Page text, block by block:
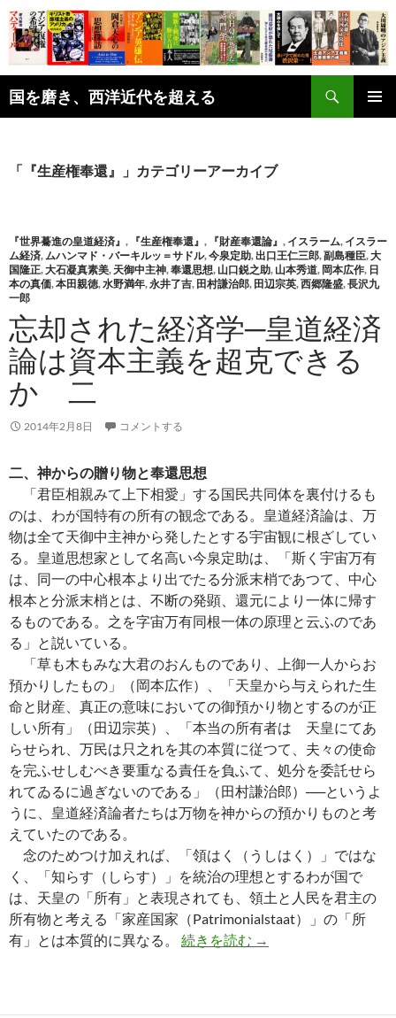
コ
ン
テ
ン
ツ
へ
国を磨き、西洋近代を超える
索
「『生産権奉還』」カテゴリーアーカイブ
『世界驀進の皇道経済』 , 『生産権奉還』 , 『財産奉還論』 , イスラーム, イスラー
ム経済,ムハンマド・バーキルッ＝サドル,今泉定助,出口王仁三郎,副島種臣,大
国隆正,大石凝真素美, 天御中主神,奉還思想, 山口鋭之助, 山本秀道, 岡本広作, 日
本の真価,本田親徳,水野満年,永井了吉, 田村謙治郎, 田辺宗英,西郷隆盛,長沢九
一郎
忘却された経済学─皇道経済
論は資本主義を超克できる
か 二
2014年2月8日 コメントする
二、神からの贈り物と奉還思想
「君臣相親みて上下相愛」する国民共同体を裏付けるも
のは、わが国特有の所有の観念である。皇道経済論は、万
物は全て天御中主神から発したとする宇宙観に根ざしてい
る。皇道思想家として名高い今泉定助は、「斯く宇宙万有
は、同一の中心根本より出でたる分派末梢であつて、中心
根本と分派末梢とは、不断の発顕、還元により一体に帰す
るものである。之を字宙万有同根一体の原理と云ふのであ
る」と説いている。
「草も木もみな大君のおんものであり、上御一人からお
預かりしたもの」（岡本広作）、「天皇から与えられた生
命と財産、真正の意味においての御預かり物とするのが正
しい所有」（田辺宗英）、「本当の所有者は 天皇にてあ
らせられ、万民は只之れを其の本質に従つて、夫々の使命
を完ふせしむべき要重なる責任を負ふて、処分を委託せら
れてゐるに過ぎないのである」（田村謙治郎）──というよ
うに、皇道経済論者たちは万物を神からの預かりものと考
えていたのである。
念のためつけ加えれば、「領はく（うしはく）」ではな
く、「知らす（しらす）」を統治の理想とするわが国で
は、天皇の「所有」と表現されても、領土と人民を君主の
所有物と考える「家産国家（Patrimonialstaat）」の「所
有」とは本質的に異なる。 続きを読む 忘却された経済学─
→